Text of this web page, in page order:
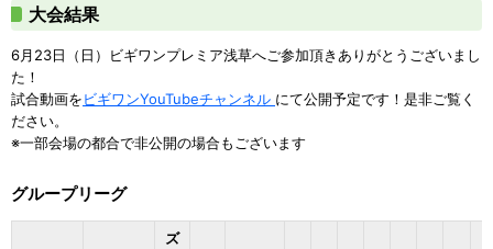
大会結果
6月23日（日）ビギワンプレミア浅草へご参加頂きありがとうございまし
た！
試合動画をビギワンYouTubeチャンネル にて公開予定です！是非ご覧く
ださい。
※一部会場の都合で非公開の場合もございます
グループリーグ
ズ